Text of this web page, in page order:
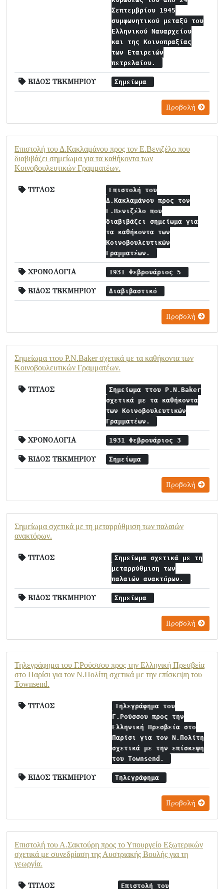
Σεπτεμβρίου 1945
συμφωνητικού μεταξύ του
Ελληνικού Ναυαρχείου
και της Κοινοπραξίας
των Εταιρειών
πετρελαίου.
ΕΙΔΟΣ ΤΕΚΜΗΡΙΟΥ Σημείωμα
Προβολή
Επιστολή του Δ.Κακλαμάνου προς τον Ε.Βενιζέλο που
διαβιβάζει σημείωμα για τα καθήκοντα των
Κοινοβουλευτικών Γραμματέων.
ΤΙΤΛΟΣ
Επιστολή του
Δ.Κακλαμάνου προς τον
Ε.Βενιζέλο που
διαβιβάζει σημείωμα για
τα καθήκοντα των
Κοινοβουλευτικών
Γραμματέων.
ΧΡΟΝΟΛΟΓΙΑ 1931 Φεβρουάριος 5
ΕΙΔΟΣ ΤΕΚΜΗΡΙΟΥ Διαβιβαστικό
Προβολή
Σημείωμα ττου P.N.Baker σχετικά με τα καθήκοντα των
Κοινοβουλευτικών Γραμματέων.
ΤΙΤΛΟΣ
Σημείωμα ττου P.N.Baker
σχετικά με τα καθήκοντα
των Κοινοβουλευτικών
Γραμματέων.
ΧΡΟΝΟΛΟΓΙΑ 1931 Φεβρουάριος 3
ΕΙΔΟΣ ΤΕΚΜΗΡΙΟΥ Σημείωμα
Προβολή
Σημείωμα σχετικά με τη μεταρρύθμιση των παλαιών
ανακτόρων.
ΤΙΤΛΟΣ
Σημείωμα σχετικά με τη
μεταρρύθμιση των
παλαιών ανακτόρων.
ΕΙΔΟΣ ΤΕΚΜΗΡΙΟΥ Σημείωμα
Προβολή
Τηλεγράφημα του Γ.Ρούσσου προς την Ελληνική Πρεσβεία
στο Παρίσι για τον Ν.Πολίτη σχετικά με την επίσκεψη του
Townsend.
ΤΙΤΛΟΣ
Τηλεγράφημα του
Γ.Ρούσσου προς την
Ελληνική Πρεσβεία στο
Παρίσι για τον Ν.Πολίτη
σχετικά με την επίσκεψη
του Townsend.
ΕΙΔΟΣ ΤΕΚΜΗΡΙΟΥ Τηλεγράφημα
Προβολή
Επιστολή του Α.Σακτούρη προς το Υπουργείο Εξωτερικών
σχετικά με συνεδρίαση της Αυστριακής Βουλής για τη
γεωργία.
ΤΙΤΛΟΣ
Επιστολή του